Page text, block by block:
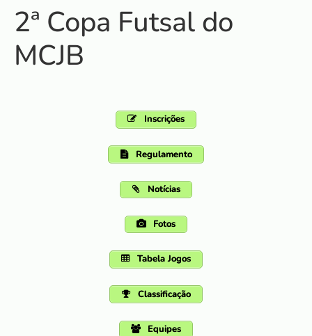
2ª Copa Futsal do
MCJB
Inscrições
Regulamento
Notícias
Fotos
Tabela Jogos
Classificação
Equipes